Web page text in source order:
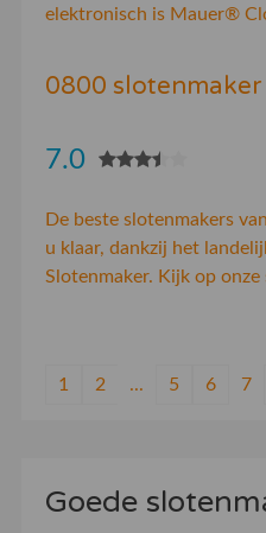
elektronisch is Mauer®
0800 slotenmaker
7.0
De beste slotenmakers
u klaar, dankzij het
Slotenmaker. Kijk op
1 2 ... 5 6 7
Goede